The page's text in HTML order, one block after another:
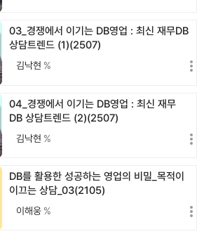
03_경쟁에서 이기는 DB영업 : 최신 재무DB
상담트렌드 (1)(2507)
김낙현 %
04_경쟁에서 이기는 DB영업 : 최신 재무
DB 상담트렌드 (2)(2507)
김낙현 %
DB를 활용한 성공하는 영업의 비밀_목적이
이끄는 상담_03(2105)
이해웅 %